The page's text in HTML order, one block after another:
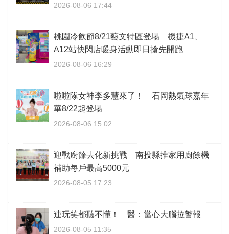
2026-08-06 17:44
桃園冷飲節8/21藝文特區登場 機捷A1、
A12站快閃店暖身活動即日搶先開跑
2026-08-06 16:29
啦啦隊女神李多慧來了！ 石岡熱氣球嘉年
華8/22起登場
2026-08-06 15:02
迎戰廚餘去化新挑戰 南投縣推家用廚餘機
補助每戶最高5000元
2026-08-05 17:23
連玩笑都聽不懂！ 醫：當心大腦拉警報
2026-08-05 11:35